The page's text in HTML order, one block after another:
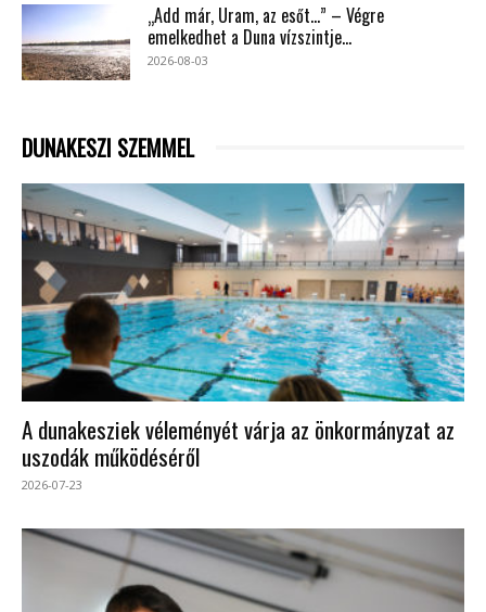
„Add már, Uram, az esőt…” – Végre
emelkedhet a Duna vízszintje...
2026-08-03
DUNAKESZI SZEMMEL
A dunakesziek véleményét várja az önkormányzat az
uszodák működéséről
2026-07-23